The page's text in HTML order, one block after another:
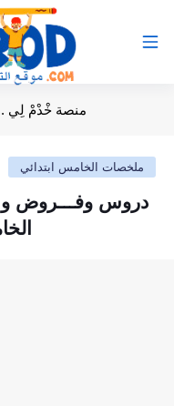
منصة خْدْمْ لِي
ملخصات الخامس ابتدائي
دروس وفـــروض و